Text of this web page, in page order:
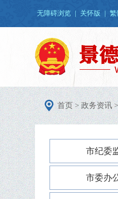
无障碍浏览 关怀版 繁
首页>政务资讯
市纪委
市委办